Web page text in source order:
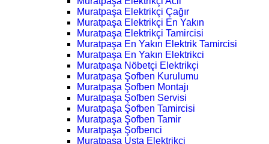
Muratpaşa Elektrikçi Çağır
Muratpaşa Elektrikçi En Yakın
Muratpaşa Elektrikçi Tamircisi
Muratpaşa En Yakın Elektrik Tamircisi
Muratpaşa En Yakın Elektrikci
Muratpaşa Nöbetçi Elektrikçi
Muratpaşa Şofben Kurulumu
Muratpaşa Şofben Montajı
Muratpaşa Şofben Servisi
Muratpaşa Şofben Tamircisi
Muratpaşa Şofben Tamir
Muratpaşa Şofbenci
Muratpaşa Usta Elektrikçi